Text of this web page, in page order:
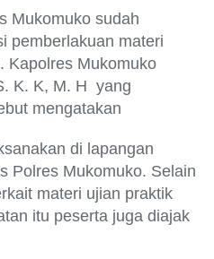
Mukomuko sudah
pemberlakuan materi
Kapolres Mukomuko
K. K, M. H yang
mengatakan
di lapangan
Polres Mukomuko. Selain
materi ujian praktik
itu peserta juga diajak